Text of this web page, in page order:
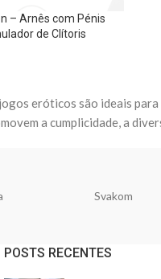
– Arnês com Pénis
de Clítoris
eróticos são ideais
a cumplicidade, a
Svakom
POSTS RECENTES